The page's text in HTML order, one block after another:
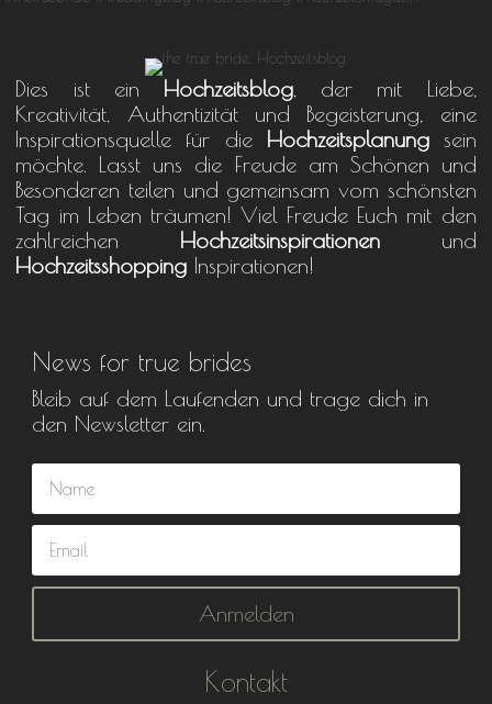
Dies ist ein Hochzeitsblog, der mit Liebe,
Kreativität, Authentizität und Begeisterung, eine
Inspirationsquelle für die Hochzeitsplanungsein
möchte. Lasst uns die Freude am Schönen und
Besonderen teilen und gemeinsam vom schönsten
Tag im Leben träumen! Viel Freude Euch mit den
zahlreichen Hochzeitsinspirationen und
Hochzeitsshopping Inspirationen!
News for true brides
Bleib auf dem Laufenden und trage dich in
den Newsletter ein.
Anmelden
Kontakt